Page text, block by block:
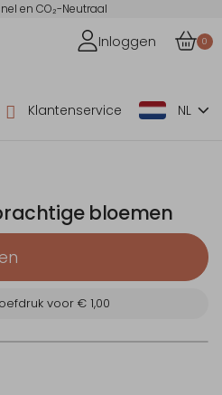
en CO₂-Neutraal
Inloggen 0
Klantenservice NL
bloemen
voor€ 1,00